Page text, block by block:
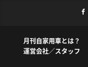
月刊自家用車とは？
運営会社／スタッフ